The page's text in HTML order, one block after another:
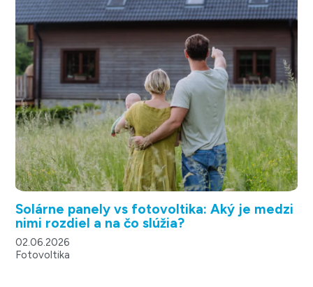
Solárne panely vs fotovoltika: Aký je medzi
nimi rozdiel a na čo slúžia?
02.06.2026
Fotovoltika